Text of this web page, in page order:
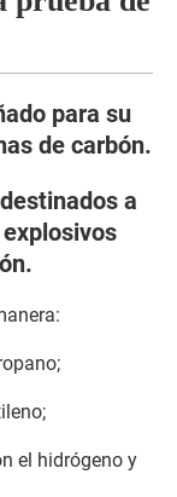
para su
de carbón.
a
el hidrógeno y